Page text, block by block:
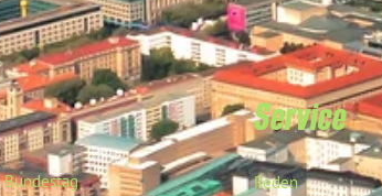
Bundestag
Service
Reden